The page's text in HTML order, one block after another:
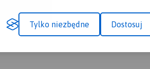
Tylko niezbędne Dostosuj